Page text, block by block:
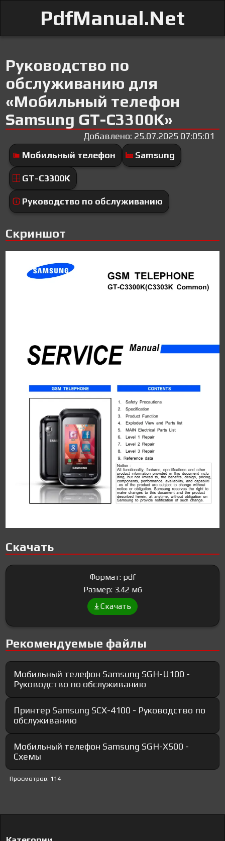
PdfManual.Net
Руководство по
обслуживанию для
«Мобильный телефон
Samsung GT-C3300K»
Добавлено: 25.07.2025 07:05:01
Мобильный телефон
Samsung
GT-C3300K
Руководство по обслуживанию
Скриншот
Скачать
Формат: pdf
Размер: 3.42 мб
Скачать
Рекомендуемые файлы
Мобильный телефон Samsung SGH-U100 -
Руководство по обслуживанию
Принтер Samsung SCX-4100 - Руководство по
обслуживанию
Мобильный телефон Samsung SGH-X500 -
Схемы
Просмотров: 114